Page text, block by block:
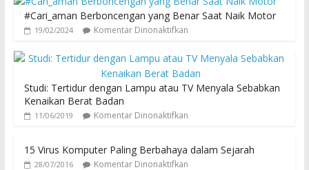
#Cari_aman Berboncengan yang Benar Saat Naik Motor
19/02/2024 Komentar Dinonaktifkan
Studi: Tertidur dengan Lampu atau TV Menyala Sebabkan
Kenaikan Berat Badan
11/06/2019 Komentar Dinonaktifkan
15 Virus Komputer Paling Berbahaya dalam Sejarah
28/07/2016 Komentar Dinonaktifkan